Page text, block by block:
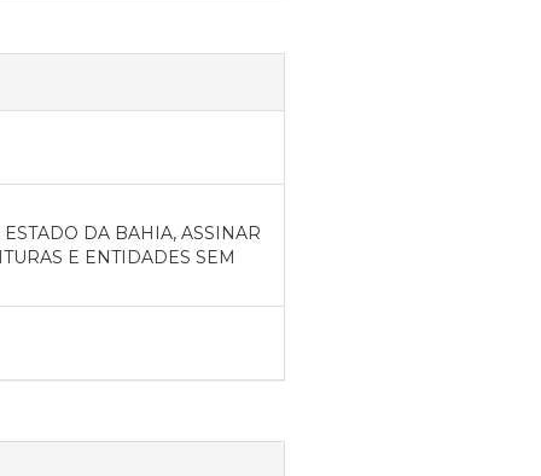
DA BAHIA, ASSINAR
E ENTIDADES SEM